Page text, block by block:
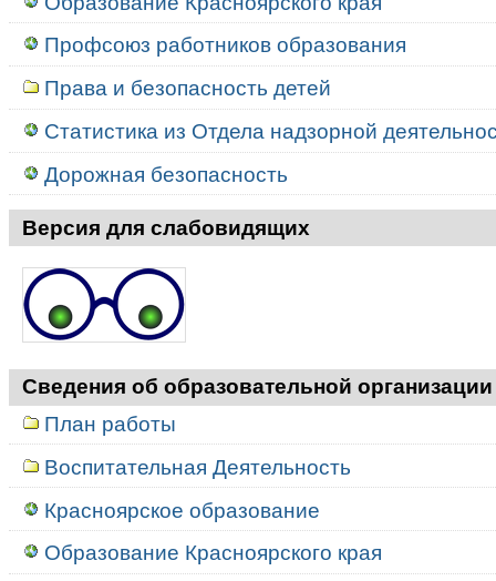
Профсоюз работников образования
Права и безопасность детей
Статистика из Отдела надзорной
Дорожная безопасность
Версия для слабовидящих
Сведения об образовательной организации
План работы
Воспитательная Деятельность
Красноярское образование
Образование Красноярского края